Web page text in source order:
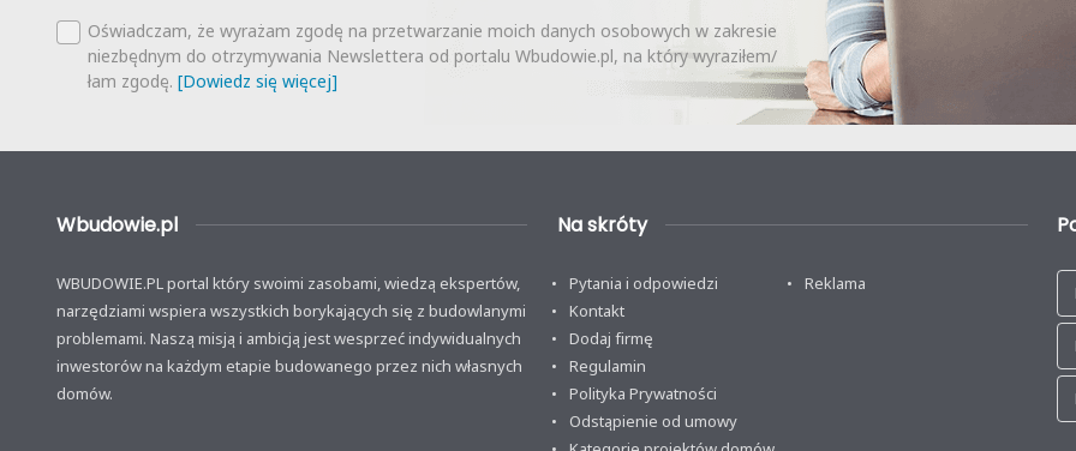
Oświadczam, że wyrażam zgodę na przetwarzanie moich danych osobowych w zakresie
niezbędnym do otrzymywania Newslettera od portalu Wbudowie.pl, na który wyraziłem/
łam zgodę. [Dowiedz się więcej]
Wbudowie.pl
WBUDOWIE.PL portal który swoimi zasobami, wiedzą ekspertów,
narzędziami wspiera wszystkich borykających się z budowlanymi
problemami. Naszą misją i ambicją jest wesprzeć indywidualnych
inwestorów na każdym etapie budowanego przez nich własnych
domów.
Na skróty
Pytania i odpowiedzi
Kontakt
Dodaj firmę
Regulamin
Polityka Prywatności
Odstąpienie od umowy
Reklama